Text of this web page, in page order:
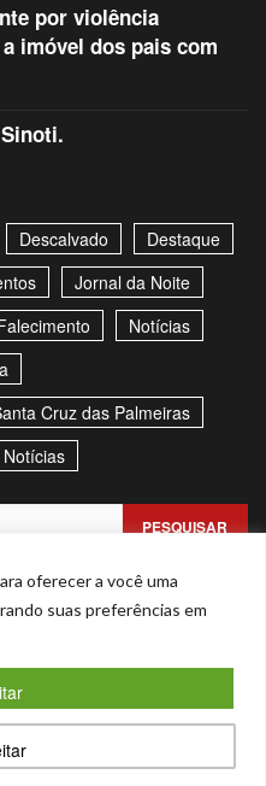
oferecer a você uma
suas preferências em
por violência
imóvel dos pais com
Descalvado
Destaque
Jornal da Noite
Notícias
Cruz das Palmeiras
Contato
Youtube
reservados. - CNPJ –
by AF themes.